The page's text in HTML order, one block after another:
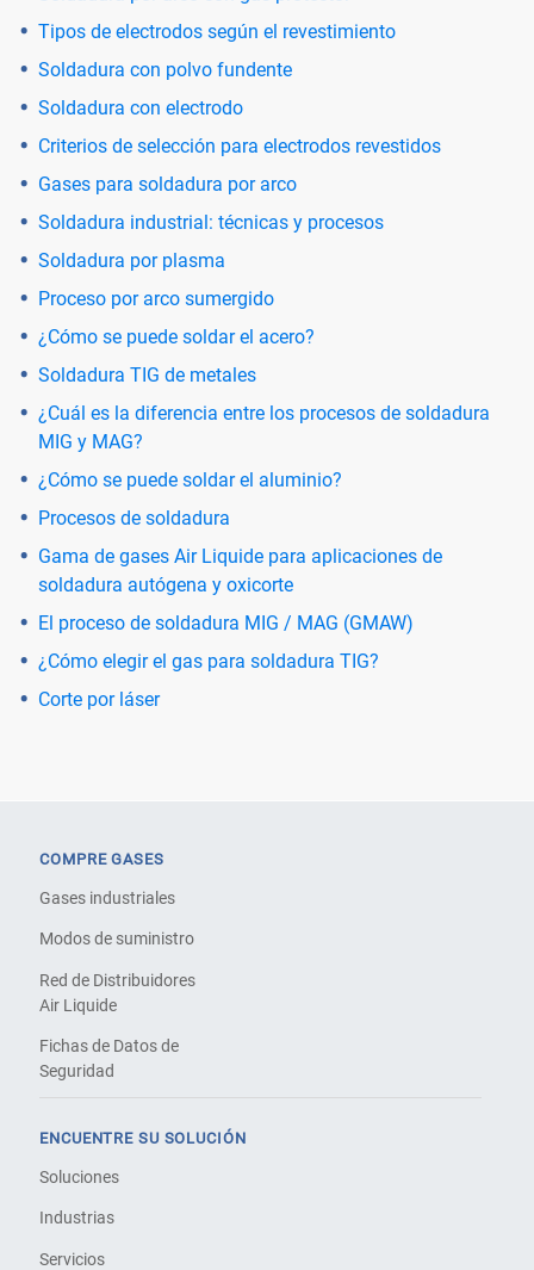
Tipos de electrodos según el revestimiento
Soldadura con polvo fundente
Soldadura con electrodo
Criterios de selección para electrodos revestidos
Gases para soldadura por arco
Soldadura industrial: técnicas y procesos
Soldadura por plasma
Proceso por arco sumergido
¿Cómo se puede soldar el acero?
Soldadura TIG de metales
¿Cuál es la diferencia entre los procesos de soldadura
MIG y MAG?
¿Cómo se puede soldar el aluminio?
Procesos de soldadura
Gama de gases Air Liquide para aplicaciones de
soldadura autógena y oxicorte
El proceso de soldadura MIG / MAG (GMAW)
¿Cómo elegir el gas para soldadura TIG?
Corte por láser
COMPRE GASES
Gases industriales
Modos de suministro
Red de Distribuidores
Air Liquide
Fichas de Datos de
Seguridad
ENCUENTRE SU SOLUCIÓN
Soluciones
Industrias
Servicios